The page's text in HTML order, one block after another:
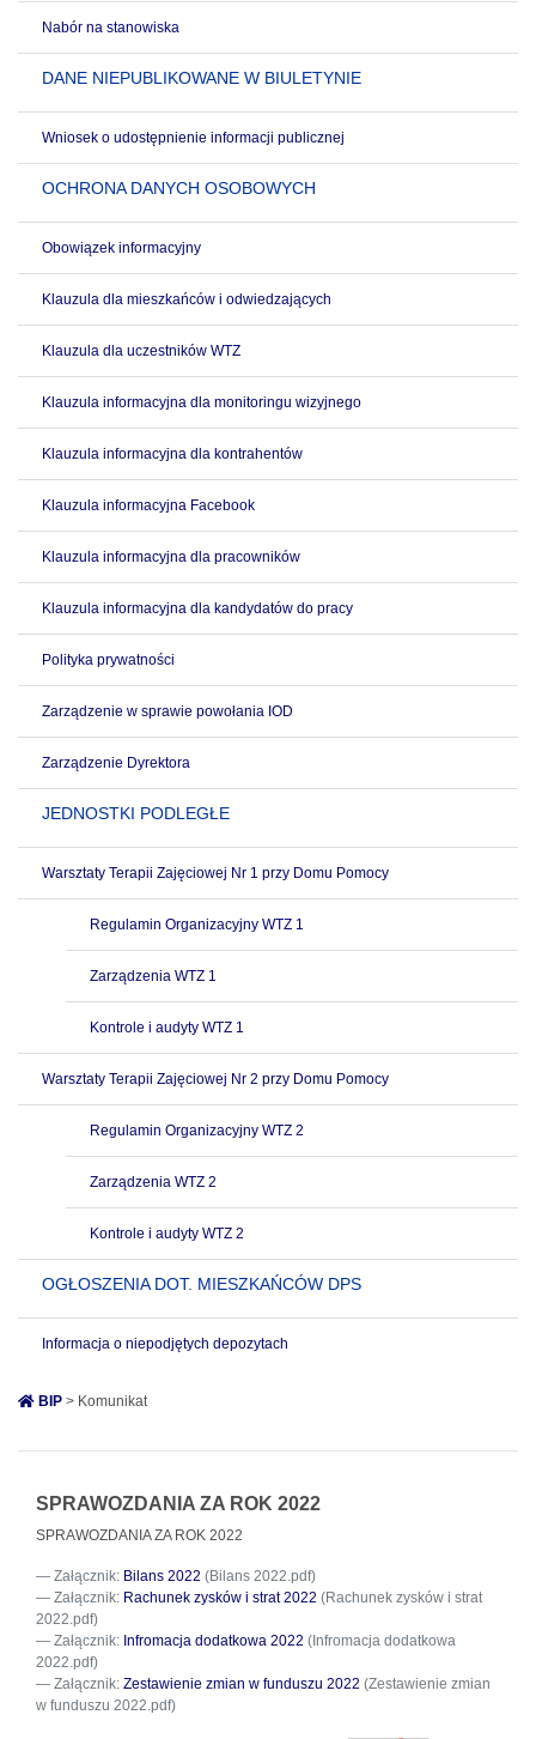
Nabór na stanowiska
DANE NIEPUBLIKOWANE W BIULETYNIE
Wniosek o udostępnienie informacji publicznej
OCHRONA DANYCH OSOBOWYCH
Obowiązek informacyjny
Klauzula dla mieszkańców i odwiedzających
Klauzula dla uczestników WTZ
Klauzula informacyjna dla monitoringu wizyjnego
Klauzula informacyjna dla kontrahentów
Klauzula informacyjna Facebook
Klauzula informacyjna dla pracowników
Klauzula informacyjna dla kandydatów do pracy
Polityka prywatności
Zarządzenie w sprawie powołania IOD
Zarządzenie Dyrektora
JEDNOSTKI PODLEGŁE
Warsztaty Terapii Zajęciowej Nr 1 przy Domu Pomocy
Regulamin Organizacyjny WTZ 1
Zarządzenia WTZ 1
Kontrole i audyty WTZ 1
Warsztaty Terapii Zajęciowej Nr 2 przy Domu Pomocy
Regulamin Organizacyjny WTZ 2
Zarządzenia WTZ 2
Kontrole i audyty WTZ 2
OGŁOSZENIA DOT. MIESZKAŃCÓW DPS
Informacja o niepodjętych depozytach
BIP > Komunikat
SPRAWOZDANIA ZA ROK 2022
SPRAWOZDANIA ZA ROK 2022
Załącznik: Bilans 2022 (Bilans 2022.pdf)
Załącznik: Rachunek zysków i strat 2022 (Rachunek zysków i strat
2022.pdf)
Załącznik: Infromacja dodatkowa 2022 (Infromacja dodatkowa
2022.pdf)
Załącznik: Zestawienie zmian w funduszu 2022 (Zestawienie zmian
w funduszu 2022.pdf)